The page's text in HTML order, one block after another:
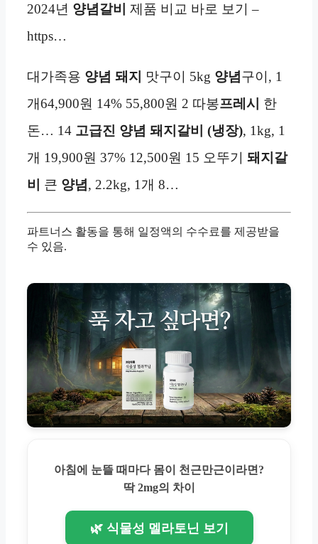
2024년 양념 갈비
제품 비교 바로 보기 –
https…
대가족용 양념 돼지 맛구이 5kg 양념 구이, 1
개64,900원 14% 55,800원 2 따봉프레시
한
돈… 14 고급진 양념 돼지갈비 (냉장), 1kg, 1
개 19,900원 37% 12,500원 15 오뚜기 돼지갈
비
큰 양념 , 2.2kg, 1개 8…
파트너스 활동을 통해 일정액의 수수료를 제공받을
수 있음.
아침에 눈뜰 때마다 몸이 천근만근이라면?
딱 2mg의 차이
🌿 식물성 멜라토닌 보기